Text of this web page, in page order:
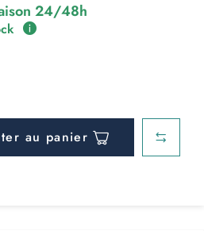
24/48h
au panier